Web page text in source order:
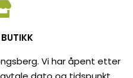
Vi har åpent etter